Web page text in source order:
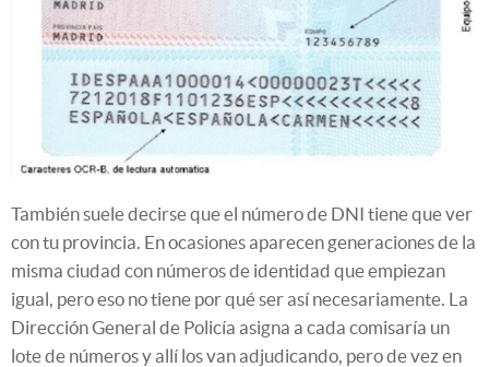
También suele decirse que el número de DNI tiene que ver
con tu provincia. En ocasiones aparecen generaciones de la
misma ciudad con números de identidad que empiezan
igual, pero eso no tiene por qué ser así necesariamente. La
Dirección General de Policía asigna a cada comisaría un
lote de números y allí los van adjudicando, pero de vez en